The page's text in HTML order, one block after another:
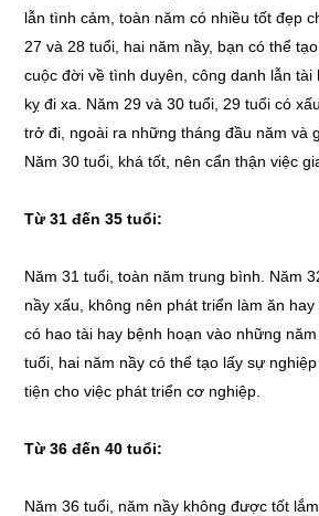
lẫn tình cảm, toàn năm có nhiều tốt đẹp
27 và 28 tuổi, hai năm nầy, bạn có thể
cuộc đời về tình duyên, công danh lẫn tài
kỵ đi xa. Năm 29 và 30 tuổi, 29 tuổi có
trở đi, ngoài ra những tháng đầu năm và
Năm 30 tuổi, khá tốt, nên cẩn thận việc
Từ 31 đến 35 tuổi:
Năm 31 tuổi, toàn năm trung bình. Năm
nầy xấu, không nên phát triển làm ăn hay
có hao tài hay bệnh hoạn vào những
tuổi, hai năm nầy có thể tạo lấy sự
tiện cho việc phát triển cơ nghiệp.
Từ 36 đến 40 tuổi:
Năm 36 tuổi, năm nầy không được tốt